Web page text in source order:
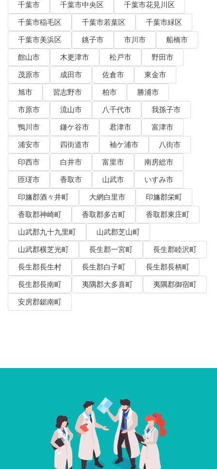
千葉市 千葉市中央区
千葉市花見川区
千葉市稲毛区
千葉市若葉区
千葉市緑区
千葉市美浜区
銚子市 市川市
船橋市
館山市
木更津市 松戸市
野田市
茂原市
成田市 佐倉市
東金市
旭市
習志野市 柏市
勝浦市
市原市
流山市 八千代市
我孫子市
鴨川市
鎌ケ谷市 君津市
富津市
浦安市
四街道市 袖ケ浦市
八街市
印西市
白井市 富里市
南房総市
匝瑳市
香取市 山武市
いすみ市
印旛郡酒々井町
大網白里市
印旛郡栄町
香取郡神崎町
香取郡多古町
香取郡東庄町
山武郡九十九里町
山武郡芝山町
山武郡横芝光町
長生郡一宮町
長生郡睦沢町
長生郡長生村
長生郡白子町
長生郡長柄町
長生郡長南町
夷隅郡大多喜町
夷隅郡御宿町
安房郡鋸南町